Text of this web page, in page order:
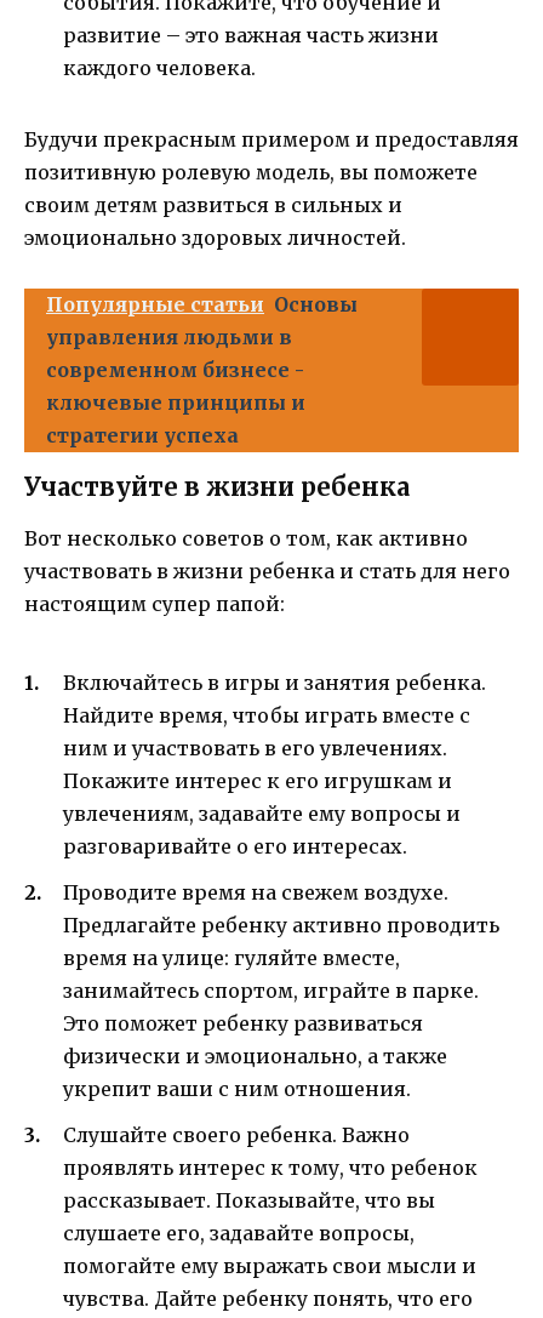
развитие – это важная часть жизни
каждого человека.
Будучи прекрасным примером и предоставляя
позитивную ролевую модель, вы поможете
своим детям развиться в сильных и
эмоционально здоровых личностей.
Популярные статьи Основы
управления людьми в
современном бизнесе -
ключевые принципы и
стратегии успеха
Участвуйте в жизни ребенка
Вот несколько советов о том, как активно
участвовать в жизни ребенка и стать для него
настоящим супер папой:
Включайтесь в игры и занятия ребенка.
Найдите время, чтобы играть вместе с
ним и участвовать в его увлечениях.
Покажите интерес к его игрушкам и
увлечениям, задавайте ему вопросы и
разговаривайте о его интересах.
Проводите время на свежем воздухе.
Предлагайте ребенку активно проводить
время на улице: гуляйте вместе,
занимайтесь спортом, играйте в парке.
Это поможет ребенку развиваться
физически и эмоционально, а также
укрепит ваши с ним отношения.
Слушайте своего ребенка. Важно
проявлять интерес к тому, что ребенок
рассказывает. Показывайте, что вы
слушаете его, задавайте вопросы,
помогайте ему выражать свои мысли и
чувства. Дайте ребенку понять, что его